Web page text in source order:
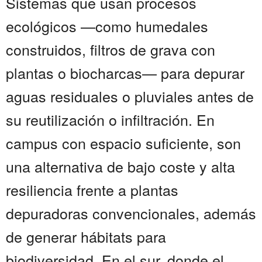
ecológicos —como humedales
construidos, filtros de grava con
plantas o biocharcas— para depurar
aguas residuales o pluviales antes de
su reutilización o infiltración. En
campus con espacio suficiente, son
una alternativa de bajo coste y alta
resiliencia frente a plantas
depuradoras convencionales, además
de generar hábitats para